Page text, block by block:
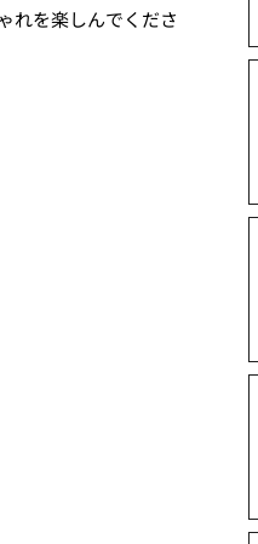
れを楽しんでくださ